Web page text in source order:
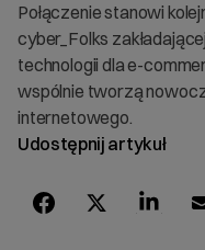
Udostępnij artykuł
Połączenie stanowi
cyber_Folks
technologii dla e-
wspólnie tworzą
internetowego.